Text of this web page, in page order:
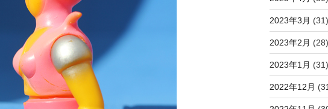
2023年3月 (31)
2023年2月 (28)
2023年1月 (31)
2022年12月